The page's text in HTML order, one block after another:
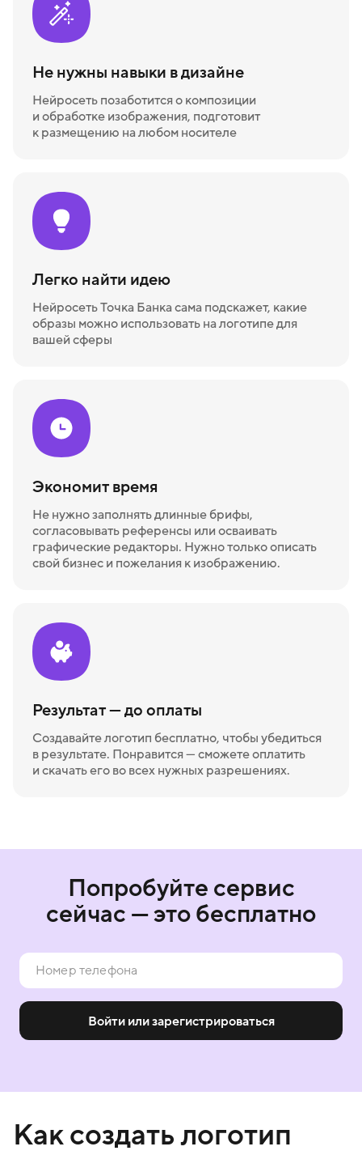
Не нужны навыки в дизайне
Нейросеть позаботится о композиции
и обработке изображения, подготовит
к размещению на любом носителе
Легко найти идею
Нейросеть Точка Банка сама подскажет, какие
образы можно использовать на логотипе для
вашей сферы
Экономит время
Не нужно заполнять длинные брифы,
согласовывать референсы или осваивать
графические редакторы. Нужно только описать
свой бизнес и пожелания к изображению.
Результат — до оплаты
Создавайте логотип бесплатно, чтобы убедиться
в результате. Понравится — сможете оплатить
и скачать его во всех нужных разрешениях.
Попробуйте сервис
сейчас — это бесплатно
Войти или зарегистрироваться
Как создать логотип